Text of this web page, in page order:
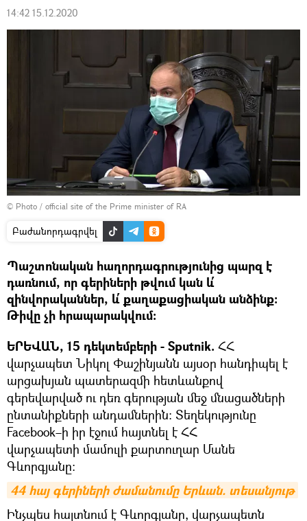
14:42 15.12.2020
© Photo / official site of the Prime minister of RA
Բաժանորդագրվել
Պաշտոնական հաղորդագրությունից պարզ է
դառնում, որ գերիների թվում կան և՛
զինվորականներ, և՛ քաղաքացիական անձինք։
Թիվը չի հրապարակվում։
ԵՐԵՎԱՆ, 15 դեկտեմբերի - Sputnik. ՀՀ
վարչապետ Նիկոլ Փաշինյանն այսօր հանդիպել է
արցախյան պատերազմի հետևանքով
գերեվարված ու դեռ գերության մեջ մնացածների
ընտանիքների անդամներին։ Տեղեկությունը
Facebook–ի իր էջում հայտնել է ՀՀ
վարչապետի մամուլի քարտուղար Մանե
Գևորգյանը։
44 հայ գերիների ժամանումը Երևան. տեսանյութ
Ինչպես հայտնում է Գևորգյանը, վարչապետն